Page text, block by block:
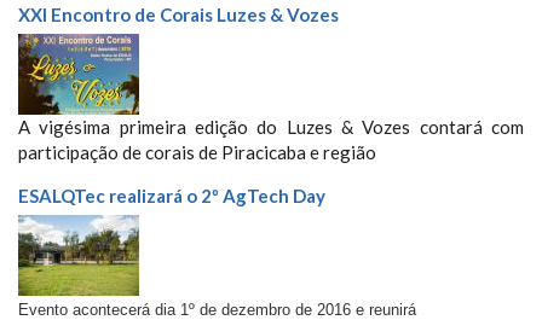
XXI Encontro de Corais Luzes & Vozes
A vigésima primeira edição do Luzes & Vozes contará com
participação de corais de Piracicaba e região
ESALQTec realizará o 2º AgTech Day
Evento acontecerá dia 1º de dezembro de 2016 e reunirá